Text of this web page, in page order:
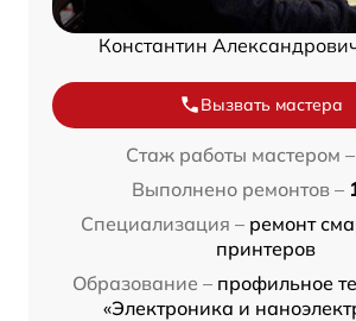
Константин
Вызвать мастера
Стаж работы мастером –
Выполнено ремонтов –
Специализация – ремонт
принтеров
Образование – профильное
«Электроника и